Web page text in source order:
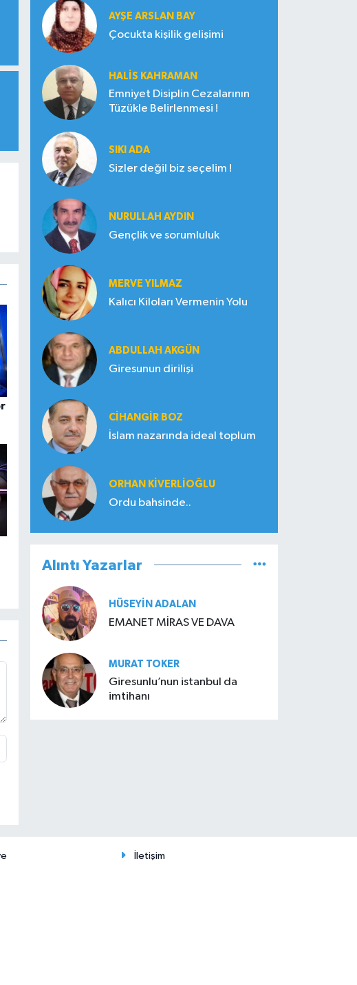
AYŞE ARSLAN BAY
Çocukta kişilik gelişimi
HALIS KAHRAMAN
Emniyet Disiplin Cezalarının
Tüzükle Belirlenmesi !
SIKI ADA
Sizler değil biz seçelim !
NURULLAH AYDIN
Gençlik ve sorumluluk
MERVE YILMAZ
Kalıcı Kiloları Vermenin Yolu
ABDULLAH AKGÜN
Giresunun dirilişi
CIHANGIR BOZ
İslam nazarında ideal toplum
ORHAN KIVERLIOĞLU
Ordu bahsinde..
Alıntı Yazarlar
HÜSEYIN ADALAN
EMANET MİRAS VE DAVA
MURAT TOKER
Giresunlu’nun istanbul da
imtihanı
İletişim